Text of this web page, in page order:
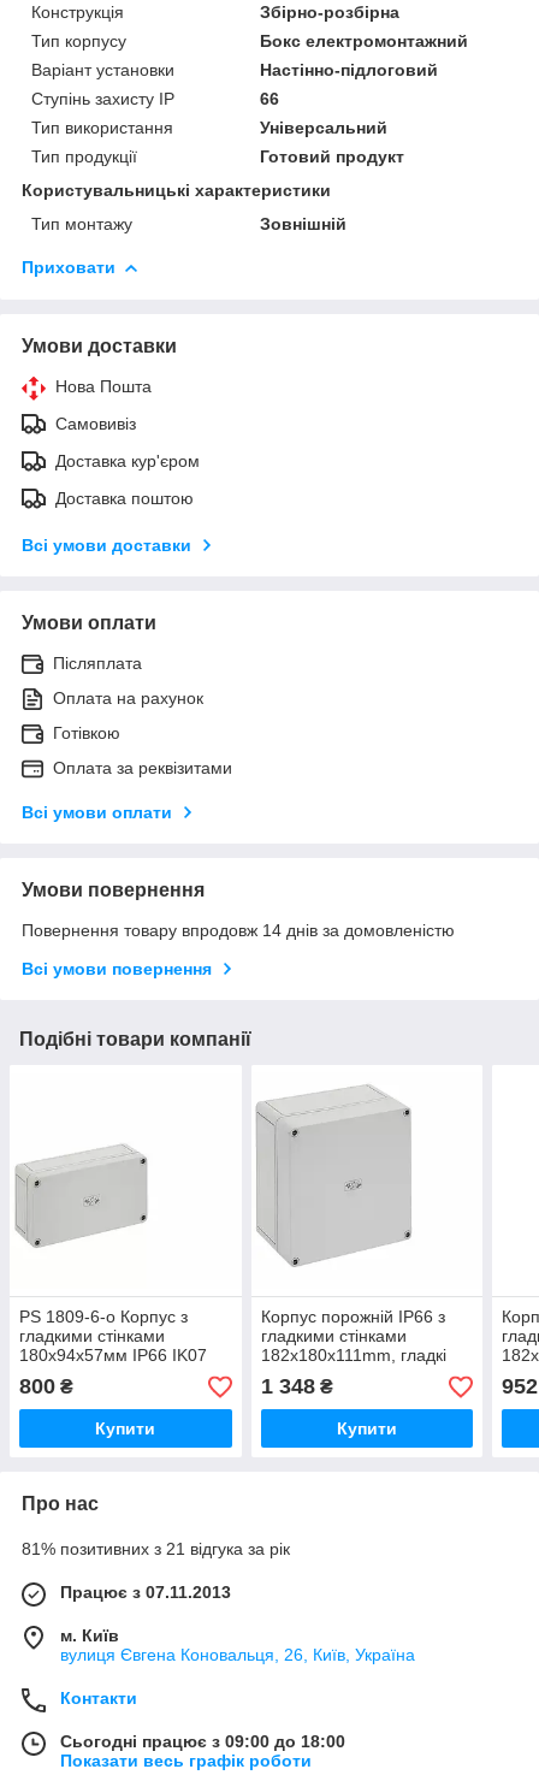
Конструкція
Збірно-розбірна
Тип корпусу
Бокс електромонтажний
Варіант установки
Настінно-підлоговий
Ступінь захисту IP
66
Тип використання
Універсальний
Тип продукції
Готовий продукт
Користувальницькі характеристики
Тип монтажу
Зовнішній
Приховати
Умови доставки
Нова Пошта
Самовивіз
Доставка кур'єром
Доставка поштою
Всі умови доставки
Умови оплати
Післяплата
Оплата на рахунок
Готівкою
Оплата за реквізитами
Всі умови оплати
Умови повернення
Повернення товару впродовж 14 днів за домовленістю
Всі умови повернення
Подібні товари компанії
PS 1809-6-o Корпус з
гладкими стінками
180x94x57мм IP66 IK07
серія ТК Spelsberg
11041001
800 ₴
Купити
Корпус порожній IP66 з
гладкими стінками
182x180x111mm, гладкі
стінки, серії TK PS 1818-
11-o 111090701
1 348₴
Купити
11-
952
Про нас
81% позитивних з 21 відгука за рік
Працює з 07.11.2013
м. Київ
вулиця Євгена Коновальця, 26, Київ, Україна
Контакти
Сьогодні працює з 09:00 до 18:00
Показати весь графік роботи